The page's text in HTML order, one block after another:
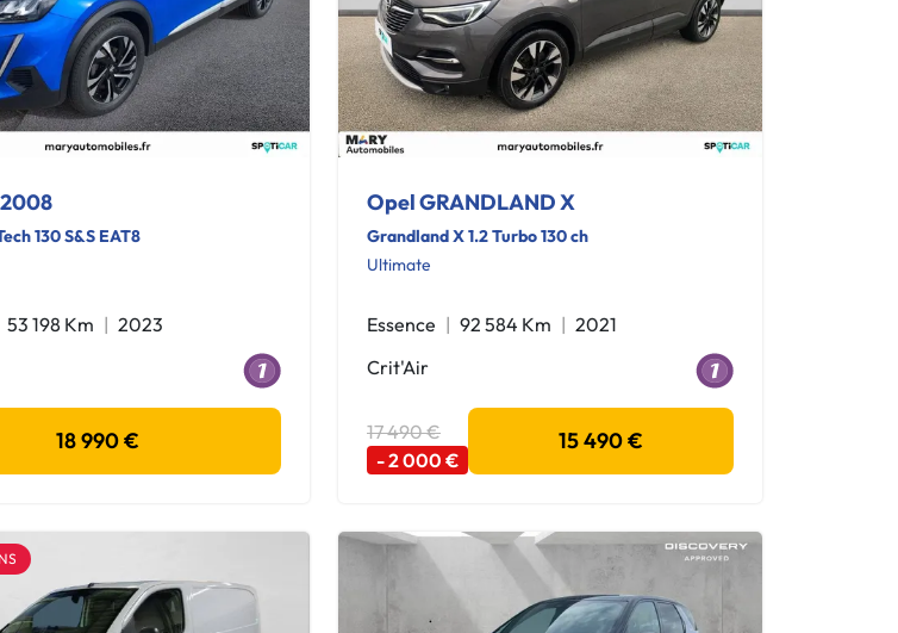
130 S&S EAT8
53 198 Km
2023
18 990 €
Opel GRANDLAND X
Grandland X 1.2 Turbo 130 ch
Ultimate
Essence 92 584 Km
2021
Crit'Air
17 490 €
- 2 000 €
15 490 €